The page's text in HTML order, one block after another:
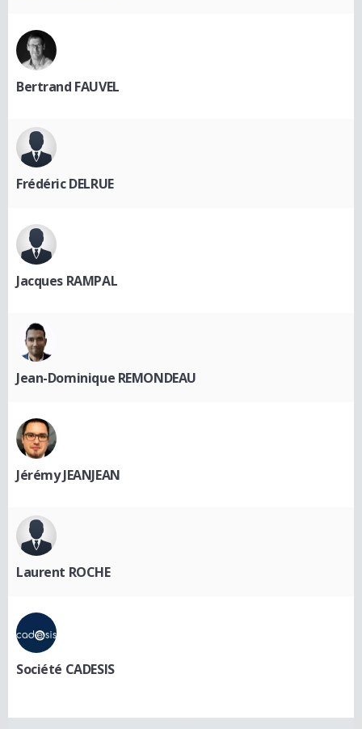
Bertrand FAUVEL
Frédéric DELRUE
Jacques RAMPAL
Jean-Dominique REMONDEAU
Jérémy JEANJEAN
Laurent ROCHE
Société CADESIS